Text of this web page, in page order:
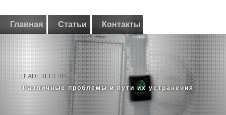
Главная Статьи Контакты
LEADERLTD.RU
Различные проблемы и пути их устранения